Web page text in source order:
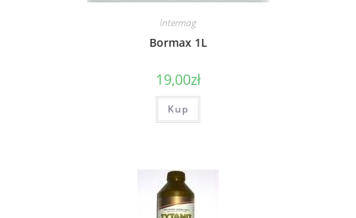
Intermag
Bormax 1L
19,00zł
Kup